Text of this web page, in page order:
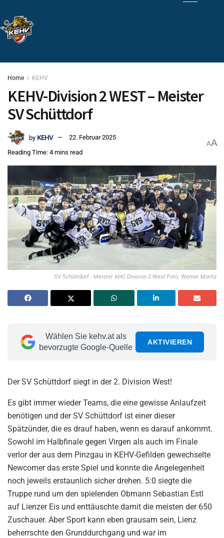
Home KEHV
KEHV-Division 2 WEST – Meister
SV Schüttdorf
by KEHV
22. Februar 2025
Reading Time: 4 mins read
AA
SV Schüttdorf - Meister AHC Division 2 West Foto: Werner Moritz
Wählen Sie kehv.at als
bevorzugte Google-Quelle
AKTIVIEREN
Der SV Schüttdorf siegt in der 2. Division West!
Es gibt immer wieder Teams, die eine gewisse Anlaufzeit
benötigen und der SV Schüttdorf ist einer dieser
Spätzünder, die es drauf haben, wenn es darauf ankommt.
Sowohl im Halbfinale gegen Virgen als auch im Finale
verlor der aus dem Pinzgau in KEHV-Gefilden gewechselte
Newcomer das erste Spiel und konnte die Angelegenheit
noch jeweils erstaunlich sicher drehen. 5:0 siegte die
Truppe rund um den spielenden Obmann Sebastian Estl
auf Lienzer Eis und enttäuschte damit die meisten der 650
Zuschauer. Aber Sport kann eben grausam sein, Lienz
beherrschte den Grunddurchgang und war im